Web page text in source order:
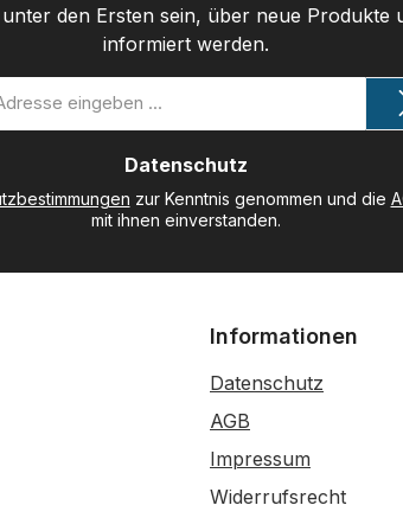
den Ersten sein, über neue Produkte
informiert werden.
Datenschutz
zur Kenntnis genommen und die
mit ihnen einverstanden.
Informationen
Datenschutz
AGB
Impressum
Widerrufsrecht